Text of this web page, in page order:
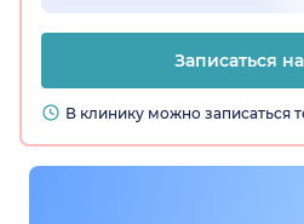
Записаться
В клинику можно записаться